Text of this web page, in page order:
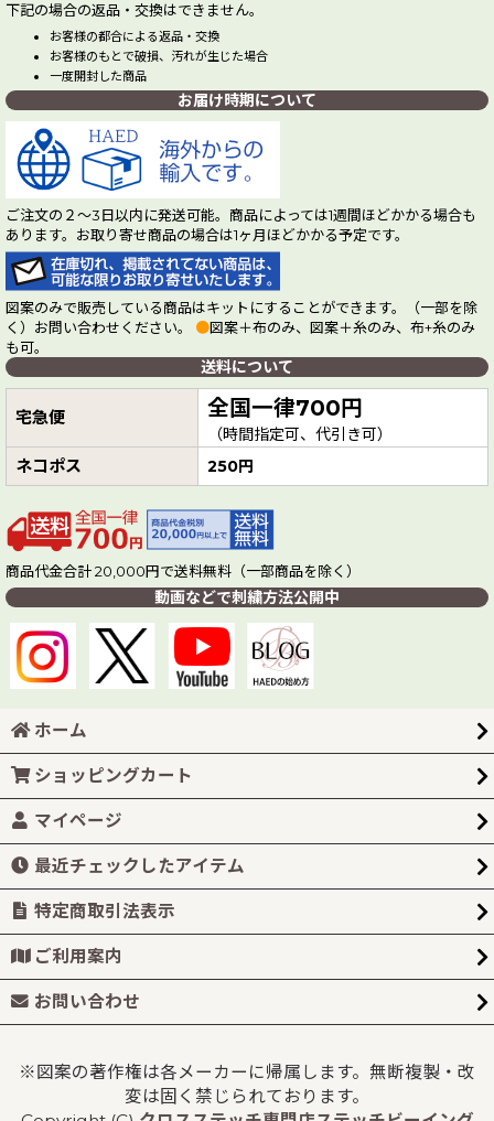
下記の場合の返品・交換はできません。
お客様の都合による返品・交換
お客様のもとで破損、汚れが生じた場合
一度開封した商品
お届け時期について
ご注文の２～3日以内に発送可能。商品によっては1週間ほどかかる場合も
あります。お取り寄せ商品の場合は1ヶ月ほどかかる予定です。
図案のみで販売している商品はキットにすることができます。（一部を除
く）お問い合わせください。 ●図案＋布のみ、図案＋糸のみ、布+糸のみ
も可。
送料について
宅急便 全国一律700円
（時間指定可、代引き可）
ネコポス 250円
商品代金合計 20,000円で送料無料（一部商品を除く）
動画などで刺繍方法公開中
ホーム
ショッピングカート
マイページ
最近チェックしたアイテム
特定商取引法表示
ご利用案内
お問い合わせ
※図案の著作権は各メーカーに帰属します。無断複製・改
変は固く禁じられております。